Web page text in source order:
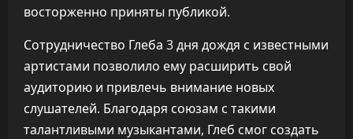
восторженно приняты публикой.
Сотрудничество Глеба 3 дня дождя с известными
артистами позволило ему расширить свой
аудиторию и привлечь внимание новых
слушателей. Благодаря союзам с такими
талантливыми музыкантами, Глеб смог создать